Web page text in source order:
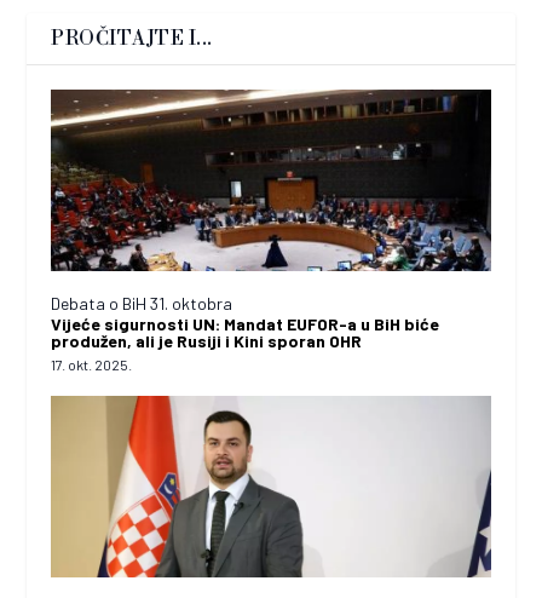
PROČITAJTE I...
Debata o BiH 31. oktobra
Vijeće sigurnosti UN: Mandat EUFOR-a u BiH biće
produžen, ali je Rusiji i Kini sporan OHR
17. okt. 2025.